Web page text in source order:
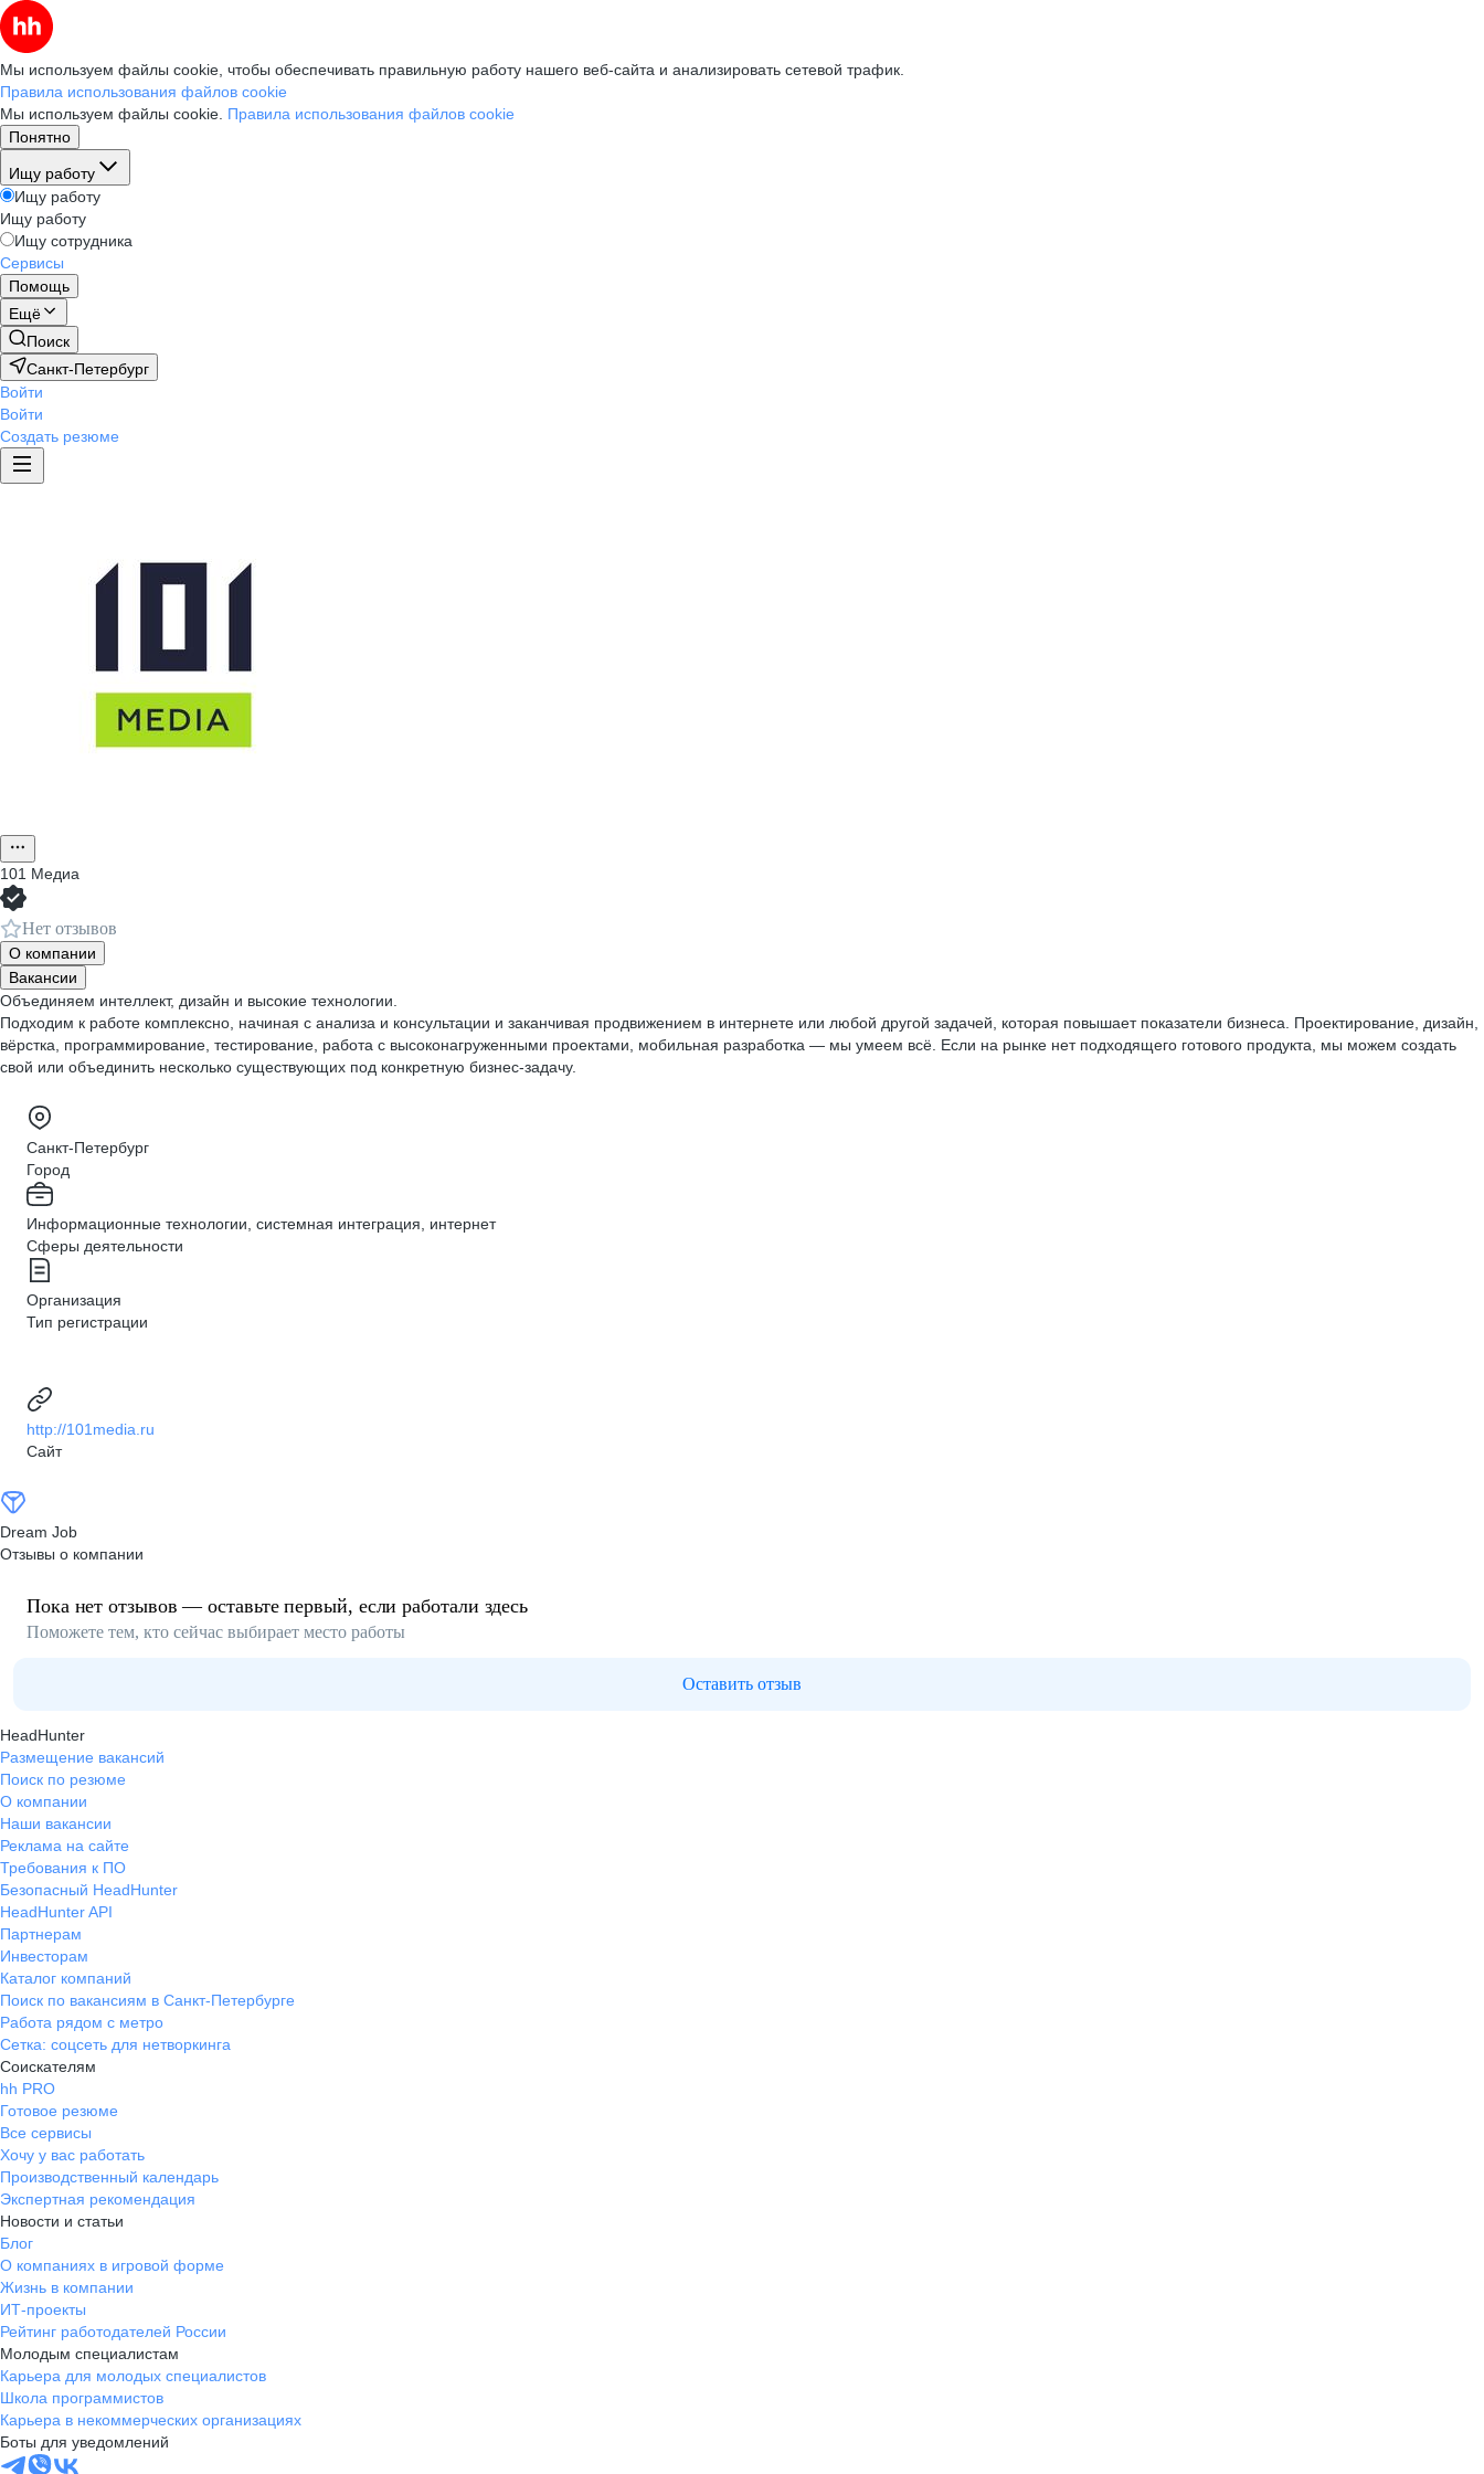
Мы используем файлы cookie, чтобы обеспечивать правильную работу нашего веб-сайта и анализировать сетевой трафик.
Правила использования файлов cookie
Мы используем файлы cookie. Правила использования файлов cookie
Понятно
Ищу работу
Ищу работу
Ищу работу
Ищу сотрудника
Сервисы
Помощь
Ещё
Поиск
Санкт-Петербург
Войти
Войти
Создать резюме
101 Медиа
Нет отзывов
О компании
Вакансии
Объединяем интеллект, дизайн и высокие технологии.
Подходим к работе комплексно, начиная с анализа и консультации и заканчивая продвижением в интернете или любой другой задачей, которая повышает показатели бизнеса. Проектирование, дизайн,
вёрстка, программирование, тестирование, работа с высоконагруженными проектами, мобильная разработка — мы умеем всё. Если на рынке нет подходящего готового продукта, мы можем создать
свой или объединить несколько существующих под конкретную бизнес-задачу.
Санкт-Петербург
Город
Информационные технологии, системная интеграция, интернет
Сферы деятельности
Организация
Тип регистрации
http://101media.ru
Сайт
Dream Job
Отзывы о компании
Пока нет отзывов — оставьте первый, если работали здесь
Поможете тем, кто сейчас выбирает место работы
Оставить отзыв
HeadHunter
Размещение вакансий
Поиск по резюме
О компании
Наши вакансии
Реклама на сайте
Требования к ПО
Безопасный HeadHunter
HeadHunter API
Партнерам
Инвесторам
Каталог компаний
Поиск по вакансиям в Санкт-Петербурге
Работа рядом с метро
Сетка: соцсеть для нетворкинга
Соискателям
hh PRO
Готовое резюме
Все сервисы
Хочу у вас работать
Производственный календарь
Экспертная рекомендация
Новости и статьи
Блог
О компаниях в игровой форме
Жизнь в компании
ИТ-проекты
Рейтинг работодателей России
Молодым специалистам
Карьера для молодых специалистов
Школа программистов
Карьера в некоммерческих организациях
Боты для уведомлений